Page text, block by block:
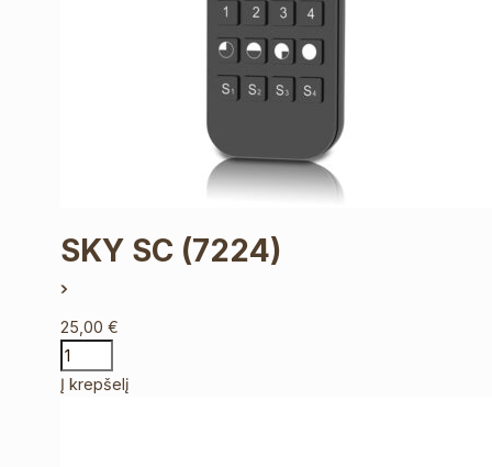
SKY SC (7224)
25,00€
Į krepšelį